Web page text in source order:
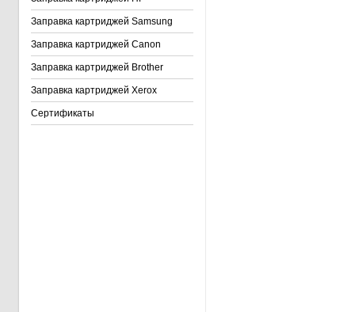
Заправка картриджей Samsung
Заправка картриджей Canon
Заправка картриджей Brother
Заправка картриджей Xerox
Сертификаты